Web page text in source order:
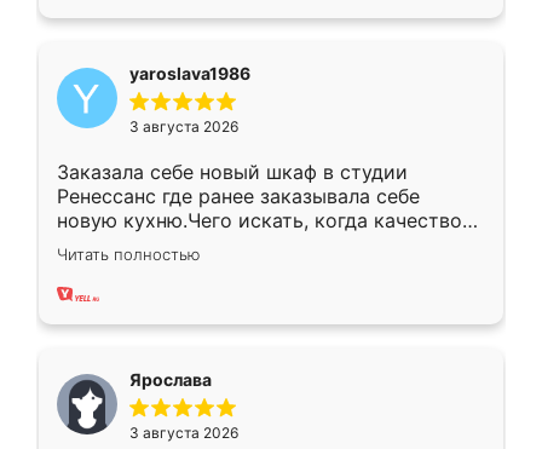
yaroslava1986
3 августа 2026
Заказала себе новый шкаф в студии
Ренессанс где ранее заказывала себе
новую кухню.Чего искать, когда качеством
вполне довольна. Служит кухня уже почти
два года, нареканий нет.
Читать полностью
Ярослава
3 августа 2026